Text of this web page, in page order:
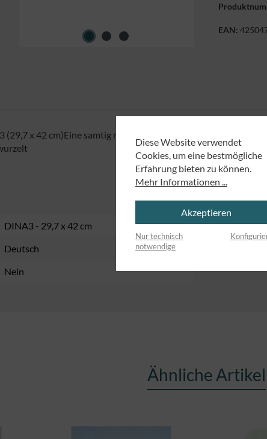
EAN:
(29,7 x 42 cm)Eine samtig matte Beschichtung sorgt für eine
DINA3 - 29,7 x 42 cm
Deutsch
Nein
Ähnliche Artikel
Diese Website verwendet
Cookies, um eine bestmögliche
Erfahrung bieten zu können.
Mehr Informationen ...
Akzeptieren
Nur technisch
notwendige